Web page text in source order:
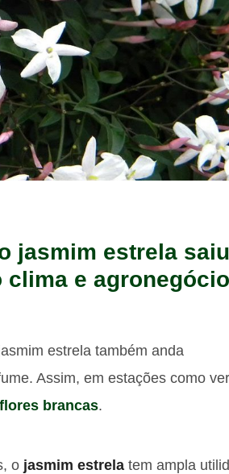
jasmim estrela saiu
clima e agronegócio
estrela também anda
Assim, em estações como
brancas.
o jasmim estrela tem ampla